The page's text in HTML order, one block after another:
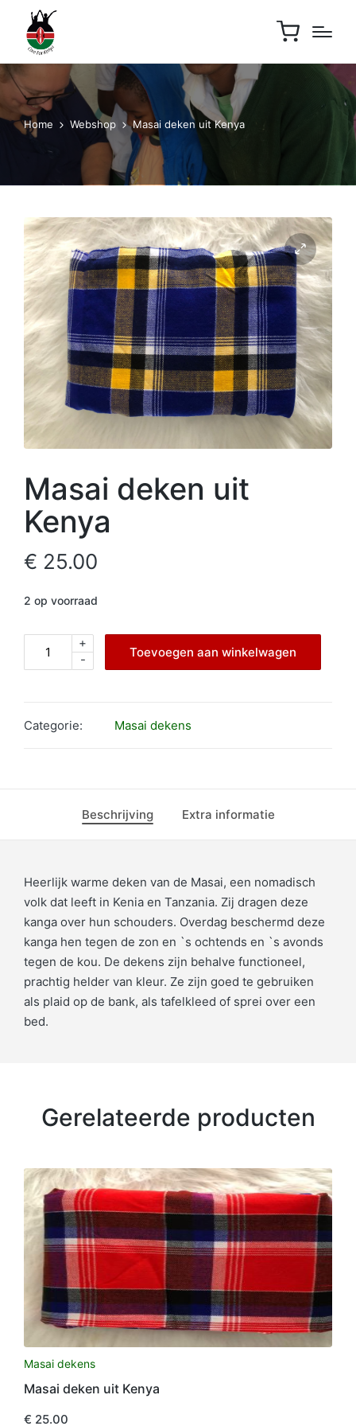
Home Webshop Masai deken uit Kenya
Masai deken uit
Kenya
€ 25.00
2 op voorraad
aantal
-
+
Toevoegen aan winkelwagen
Categorie: Masai dekens
Beschrijving Extra informatie
Heerlijk warme deken van de Masai, een nomadisch
volk dat leeft in Kenia en Tanzania. Zij dragen deze
kanga over hun schouders. Overdag beschermd deze
kanga hen tegen de zon en `s ochtends en `s avonds
tegen de kou. De dekens zijn behalve functioneel,
prachtig helder van kleur. Ze zijn goed te gebruiken
als plaid op de bank, als tafelkleed of sprei over een
bed.
Gerelateerde producten
Masai dekens
Masai deken uit Kenya
€ 25.00